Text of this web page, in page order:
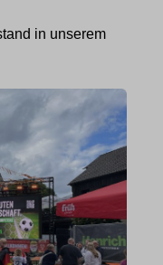
in unserem